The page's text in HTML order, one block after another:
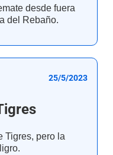
desde fuera
del Rebaño.
25/5/2023
Tigres, pero la